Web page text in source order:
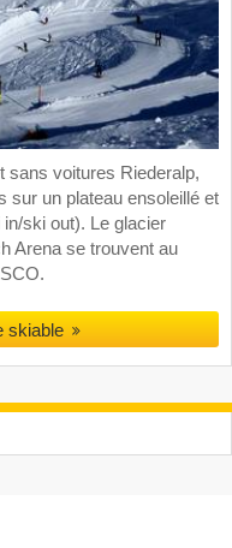
sans voitures Riederalp,
sur un plateau ensoleillé et
ski out). Le glacier
Arena se trouvent au
skiable